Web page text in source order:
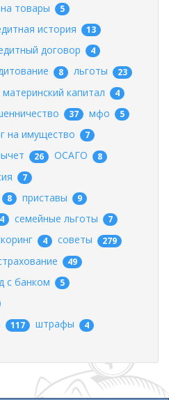
товары 5
история 13
договор 4
8 льготы 23
материнский капитал 4
37 мфо 5
на имущество 7
26 ОСАГО 8
7
8 приставы 9
4 семейные льготы 7
4 советы 279
49
с банком 5
117 штрафы 4